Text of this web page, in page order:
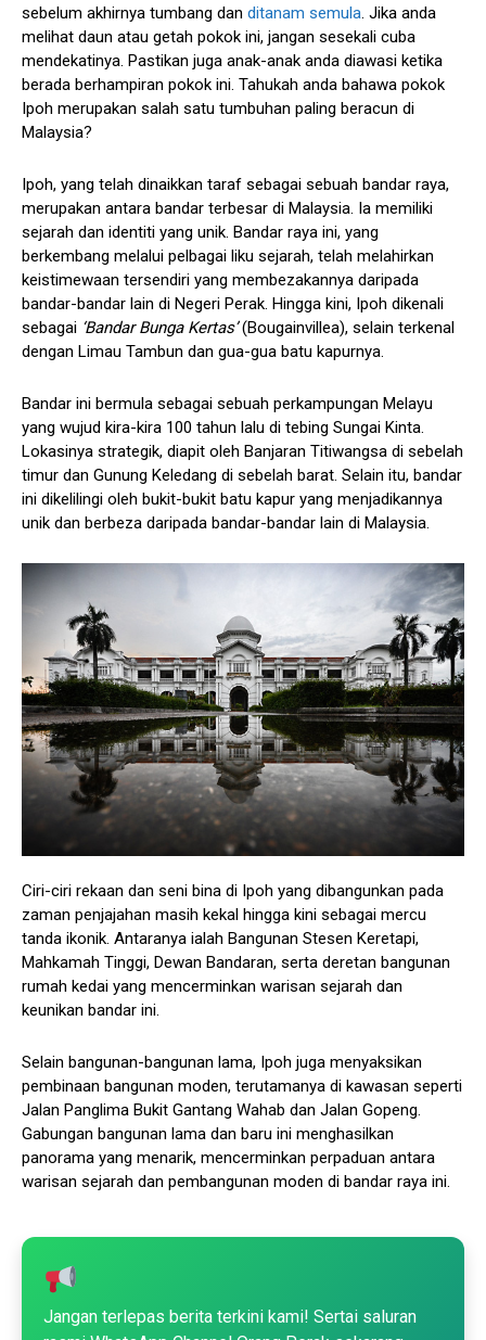
sebelum akhirnya tumbang dan ditanam semula. Jika anda
melihat daun atau getah pokok ini, jangan sesekali cuba
mendekatinya. Pastikan juga anak-anak anda diawasi ketika
berada berhampiran pokok ini. Tahukah anda bahawa pokok
Ipoh merupakan salah satu tumbuhan paling beracun di
Malaysia?
Ipoh, yang telah dinaikkan taraf sebagai sebuah bandar raya,
merupakan antara bandar terbesar di Malaysia. Ia memiliki
sejarah dan identiti yang unik. Bandar raya ini, yang
berkembang melalui pelbagai liku sejarah, telah melahirkan
keistimewaan tersendiri yang membezakannya daripada
bandar-bandar lain di Negeri Perak. Hingga kini, Ipoh dikenali
sebagai ‘Bandar Bunga Kertas’(Bougainvillea), selain terkenal
dengan Limau Tambun dan gua-gua batu kapurnya.
Bandar ini bermula sebagai sebuah perkampungan Melayu
yang wujud kira-kira 100 tahun lalu di tebing Sungai Kinta.
Lokasinya strategik, diapit oleh Banjaran Titiwangsa di sebelah
timur dan Gunung Keledang di sebelah barat. Selain itu, bandar
ini dikelilingi oleh bukit-bukit batu kapur yang menjadikannya
unik dan berbeza daripada bandar-bandar lain di Malaysia.
Ciri-ciri rekaan dan seni bina di Ipoh yang dibangunkan pada
zaman penjajahan masih kekal hingga kini sebagai mercu
tanda ikonik. Antaranya ialah Bangunan Stesen Keretapi,
Mahkamah Tinggi, Dewan Bandaran, serta deretan bangunan
rumah kedai yang mencerminkan warisan sejarah dan
keunikan bandar ini.
Selain bangunan-bangunan lama, Ipoh juga menyaksikan
pembinaan bangunan moden, terutamanya di kawasan seperti
Jalan Panglima Bukit Gantang Wahab dan Jalan Gopeng.
Gabungan bangunan lama dan baru ini menghasilkan
panorama yang menarik, mencerminkan perpaduan antara
warisan sejarah dan pembangunan moden di bandar raya ini.
Jangan terlepas berita terkini kami! Sertai saluran